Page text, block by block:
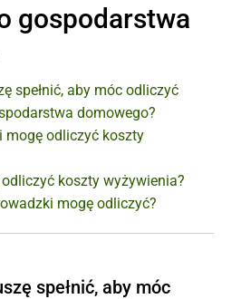
gospodarstwa
spełnić, aby móc odliczyć
domowego?
mogę odliczyć koszty
koszty wyżywienia?
mogę odliczyć?
spełnić, aby móc